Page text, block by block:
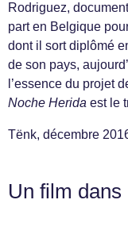
Rodriguez,
part en Belgique
dont il sort diplômé
de son pays,
l’essence du projet
Noche Herida est le
Tënk, décembre
Un film dans